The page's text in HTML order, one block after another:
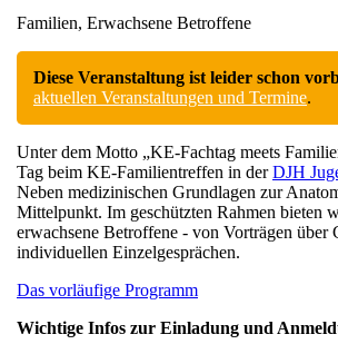
Familien, Erwachsene Betroffene
Diese Veranstaltung ist leider schon
aktuellen Veranstaltungen und Termine.
Unter dem Motto „KE-Fachtag meets
Tag beim KE-Familientreffen in derDJH
Neben medizinischen Grundlagen zur
Mittelpunkt. Im geschützten Rahmen bieten
erwachsene Betroffene - von Vorträgen
individuellen Einzelgesprächen.
Das vorläufige Programm
Wichtige Infos zur Einladung und